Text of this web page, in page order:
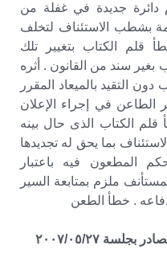
دائرة جديدة في غفلة من
بشطب الاستئناف لتخلف
قلم الكتاب بتغيير تلك
بغير سند من القانون . أثره
التقيد بالميعاد المقرر
تقصير الطاعن في إجراء الإعلان
الكتاب الذى حال بينه
بما يحق له تجديدها
المطعون فيه باعتبار
ملزم بمتابعة السير
. خطأ الطعن